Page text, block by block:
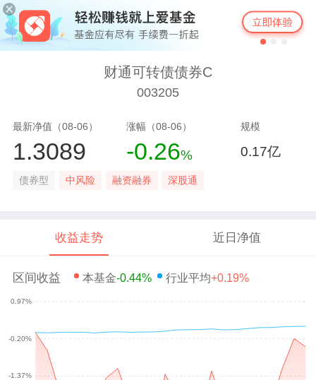
财通可转债债券C
003205
最新净值（08-06）
1.3089
涨幅（08-06）
-0.26%
规模
0.17亿
债券型 中风险 融资融券 深股通
收益走势 近日净值
区间收益 本基金-0.44% 行业平均+0.19%